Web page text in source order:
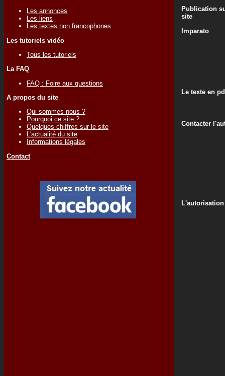
Les annonces
Les liens
Les textes non francophones
Les tutoriels vidéo
Tous les tutoriels
La FAQ
FAQ : Foire aux questions
A propos du site
Qui sommes nous ?
Pourquoi ce site ?
Quelques chiffres sur le site
L'actualité du site
Informations légales
Contact
Publication
site
Imparato
Le texte en
Contacter
L'autorisation